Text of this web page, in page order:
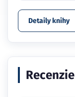
Detaily knihy
Recenzie